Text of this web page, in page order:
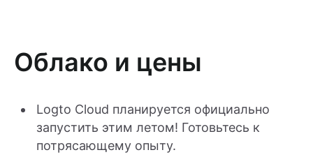
Облако и цены
Logto Cloud планируется официально
запустить этим летом! Готовьтесь к
потрясающему опыту.